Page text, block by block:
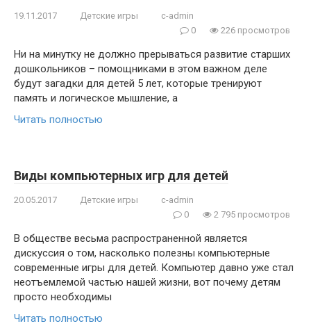
19.11.2017 Детские игры
c-admin
0
226 просмотров
Ни на минутку не должно прерываться развитие старших
дошкольников – помощниками в этом важном деле
будут загадки для детей 5 лет, которые тренируют
память и логическое мышление, а
Читать полностью
Виды компьютерных игр для детей
20.05.2017 Детские игры
c-admin
0
2 795 просмотров
В обществе весьма распространенной является
дискуссия о том, насколько полезны компьютерные
современные игры для детей. Компьютер давно уже стал
неотъемлемой частью нашей жизни, вот почему детям
просто необходимы
Читать полностью